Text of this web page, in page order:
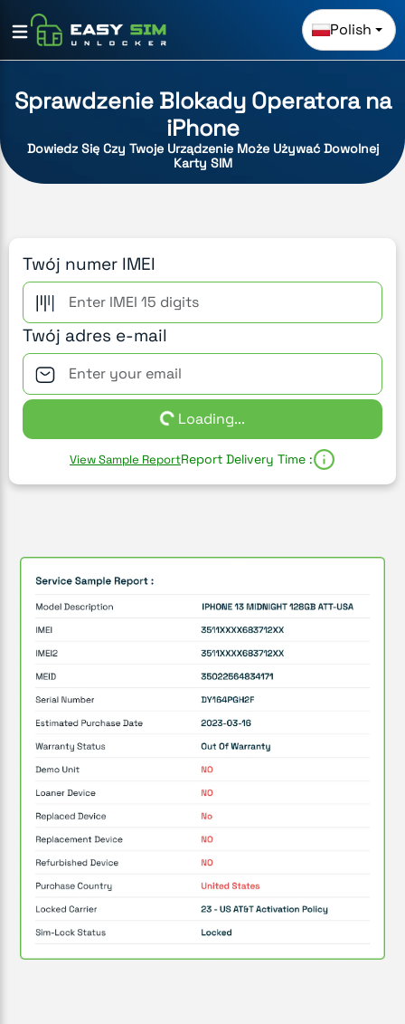
Polish
Sprawdzenie Blokady Operatora na
iPhone
Dowiedz Się Czy Twoje Urządzenie Może Używać Dowolnej
Karty SIM
Twój numer IMEI
Twój adres e-mail
Loading...
View Sample ReportReport Delivery Time :